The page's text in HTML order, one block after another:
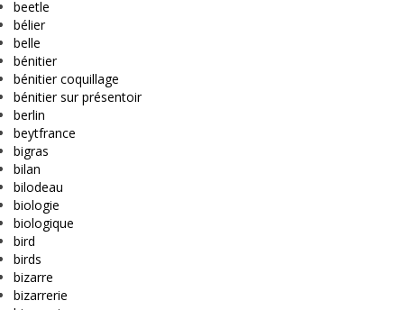
beetle
bélier
belle
bénitier
bénitier coquillage
bénitier sur présentoir
berlin
beytfrance
bigras
bilan
bilodeau
biologie
biologique
bird
birds
bizarre
bizarrerie